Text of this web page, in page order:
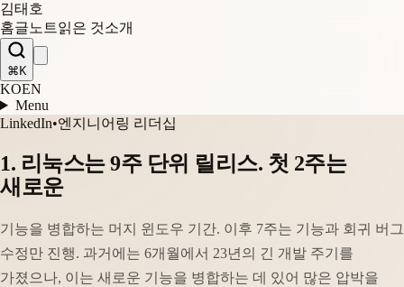
김태호
홈글 노트읽은 것소개
⌘K
KOEN
Menu
LinkedIn•엔지니어링 리더십
1. 리눅스는 9주 단위 릴리스. 첫 2주는
새로운
기능을 병합하는 머지 윈도우 기간. 이후 7주는 기능과 회귀 버그
수정만 진행. 과거에는 6개월에서 23년의 긴 개발 주기를
가졌으나, 이는 새로운 기능을 병합하는 데 있어 많은 압박을